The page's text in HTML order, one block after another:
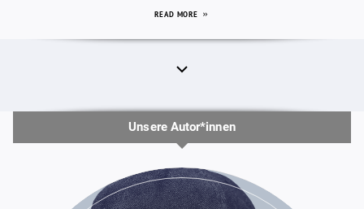
READ MORE
Unsere Autor*innen